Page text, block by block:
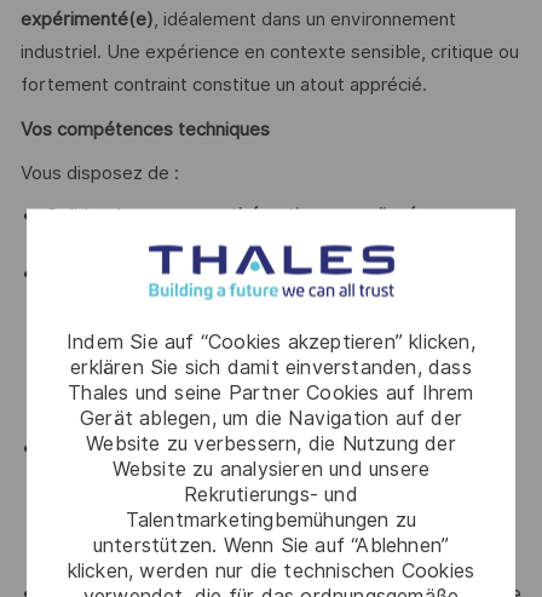
Indem Sie auf “Cookies akzeptieren” klicken,
erklären Sie sich damit einverstanden, dass
Thales und seine Partner Cookies auf Ihrem
Gerät ablegen, um die Navigation auf der
Website zu verbessern, die Nutzung der
Website zu analysieren und unsere
Rekrutierungs- und
Talentmarketingbemühungen zu
unterstützen. Wenn Sie auf “Ablehnen”
klicken, werden nur die technischen Cookies
expérimenté(e), idéalement dans un environnement
industriel. Une expérience en contexte sensible, critique ou
fortement contraint constitue un atout apprécié.
Vos compétences techniques
Vous disposez de :
Solides bases enmathématiques appliquées, en
informatiqueet en algorithmique;
Une bonne maîtrise des concepts de probabilité,
,Machine Learning etDeep Learning
apprentissage supervisé et non supervisé,
préparation et analyse de données, entraînement et
validation de modèles, réseaux de neurones (DNN,
CNN, RNN et variantes) ;
Une bonne maîtrise de la programmation enPython
et de ses bibliothèques courantes pour leMachine
Learning / Deep Learning et la Statistique
pandas, numpy, statsmodels, matplotlib, seaborn,
scikit-learn, PyTorch, TensorFlow, MLflow;